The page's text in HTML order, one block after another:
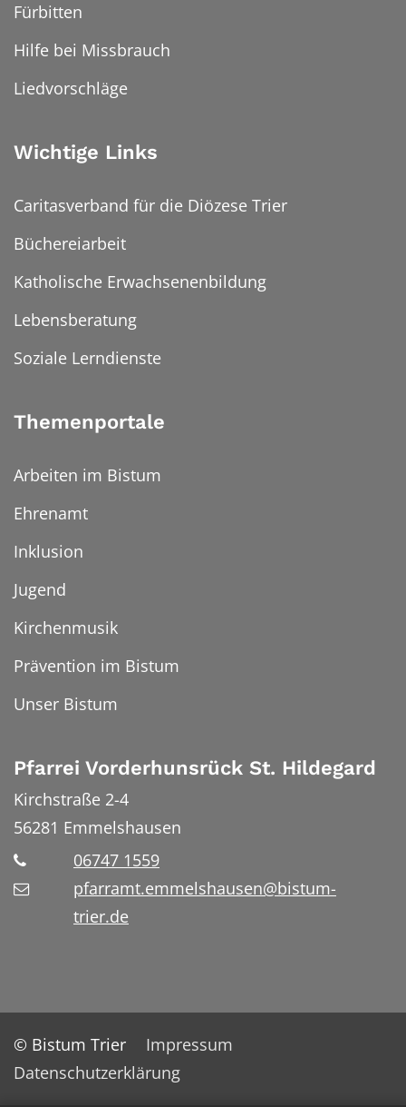
Fürbitten
Hilfe bei Missbrauch
Liedvorschläge
Wichtige Links
Caritasverband für die Diözese Trier
Büchereiarbeit
Katholische Erwachsenenbildung
Lebensberatung
Soziale Lerndienste
Themenportale
Arbeiten im Bistum
Ehrenamt
Inklusion
Jugend
Kirchenmusik
Prävention im Bistum
Unser Bistum
Pfarrei Vorderhunsrück St. Hildegard
Kirchstraße 2-4
56281 Emmelshausen
06747 1559
pfarramt.emmelshausen@bistum-
trier.de
© Bistum Trier
Impressum
Datenschutzerklärung